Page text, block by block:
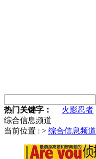
热门关键字： 火影忍者
综合信息频道
当前位置 : > 综合信息频道